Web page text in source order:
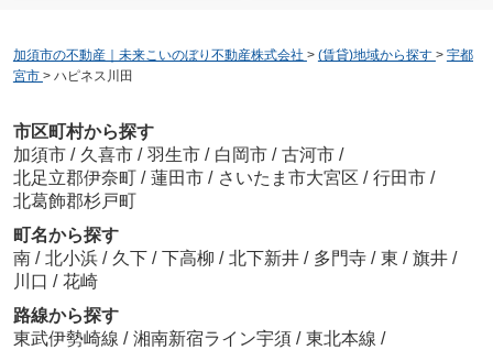
加須市の不動産｜未来こいのぼり不動産株式会社 > (賃貸)地域から探す > 宇都
宮市 > ハピネス川田
市区町村から探す
加須市 / 久喜市 / 羽生市 / 白岡市 / 古河市 /
北足立郡伊奈町 / 蓮田市 / さいたま市大宮区 / 行田市 /
北葛飾郡杉戸町
町名から探す
南 / 北小浜 / 久下 / 下高柳 / 北下新井 / 多門寺 / 東 / 旗井 /
川口 / 花崎
路線から探す
東武伊勢崎線 / 湘南新宿ライン宇須 / 東北本線 /